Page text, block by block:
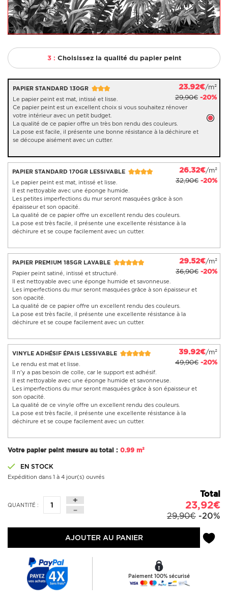
3 : Choisissez la qualité du papier peint
PAPIER STANDARD 130GR 23.92€/m²
29,90€ -20%
Le papier peint est mat, intissé et lisse.
Ce papier peint est un excellent choix si vous souhaitez rénover
votre intérieur avec un petit budget.
La qualité de ce papier offre un très bon rendu des couleurs.
La pose est facile, il présente une bonne résistance à la déchirure et
se découpe aisément avec un cutter.
PAPIER STANDARD 170GR LESSIVABLE 26.32€/m²
32,90€ -20%
Le papier peint est mat, intissé et lisse.
Il est nettoyable avec une éponge humide.
Les petites imperfections du mur seront masquées grâce à son
épaisseur et son opacité.
La qualité de ce papier offre un excellent rendu des couleurs.
La pose est très facile, il présente une excellente résistance à la
déchirure et se coupe facilement avec un cutter.
PAPIER PREMIUM 185GR LAVABLE 29.52€/m²
36,90€ -20%
Papier peint satiné, intissé et structuré.
Il est nettoyable avec une éponge humide et savonneuse.
Les imperfections du mur seront masquées grâce à son épaisseur et
son opacité.
La qualité de ce papier offre un excellent rendu des couleurs.
La pose est très facile, il présente une excellente résistance à la
déchirure et se coupe facilement avec un cutter.
VINYLE ADHÉSIF ÉPAIS LESSIVABLE 39.92€/m²
49,90€ -20%
Le rendu est mat et lisse.
Il n'y a pas besoin de colle, car le support est adhésif.
Il est nettoyable avec une éponge humide et savonneuse.
Les imperfections du mur seront masquées grâce à son épaisseur et
son opacité.
La qualité de ce vinyle offre un excellent rendu des couleurs.
La pose est très facile, il présente une excellente résistance à la
déchirure et se coupe facilement avec un cutter.
Votre papier peint mesure au total : 0.99 m²
EN STOCK
Expédition dans 1 à 4 jour(s) ouvrés
QUANTITÉ :
Total
23,92€
29,90€ -20%
AJOUTER AU PANIER
Paiement 100% sécurisé